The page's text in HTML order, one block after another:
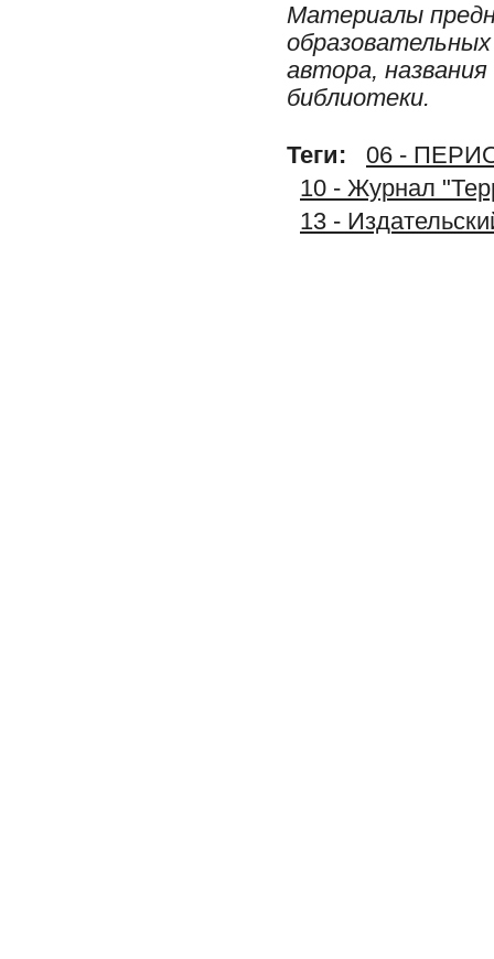
Материалы
автора,
библиотеки.
Теги:
06 -
10 - Журнал
13 -